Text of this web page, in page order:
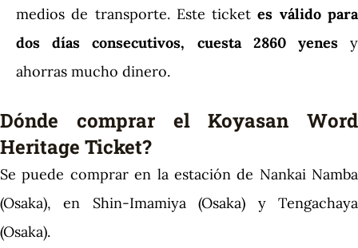
medios de transporte. Este ticketes válido para
dos días consecutivos,
cuesta 2860 yenesy
ahorras mucho dinero.
Dónde comprar el Koyasan Word
Heritage Ticket?
Se puede comprar en la estación de Nankai Namba
(Osaka), en Shin-Imamiya (Osaka) y Tengachaya
(Osaka).